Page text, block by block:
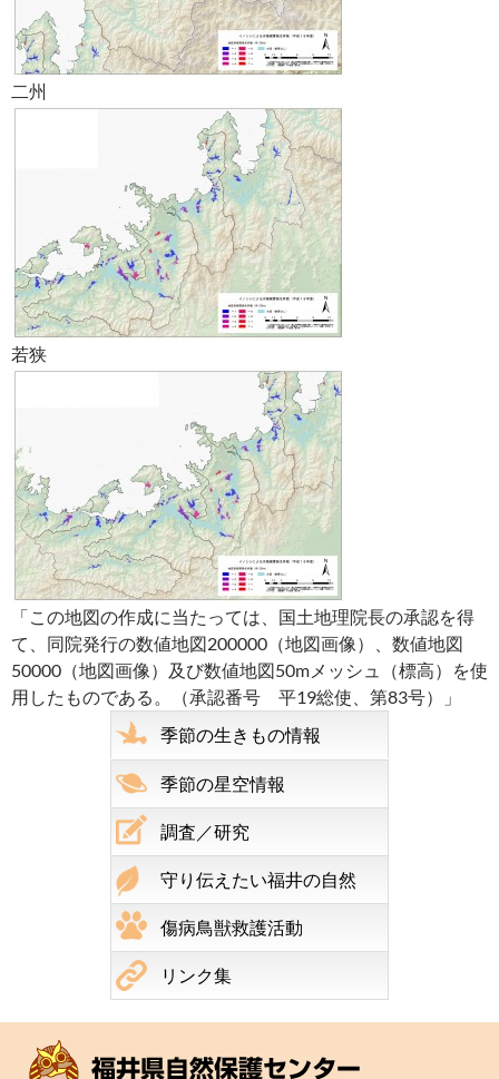
二州
若狭
「この地図の作成に当たっては、国土地理院長の承認を得
て、同院発行の数値地図200000（地図画像）、数値地図
50000（地図画像）及び数値地図50mメッシュ（標高）を使
用したものである。（承認番号 平19総使、第83号）」
季節の生きもの情報
季節の星空情報
調査／研究
守り伝えたい福井の自然
傷病鳥獣救護活動
リンク集